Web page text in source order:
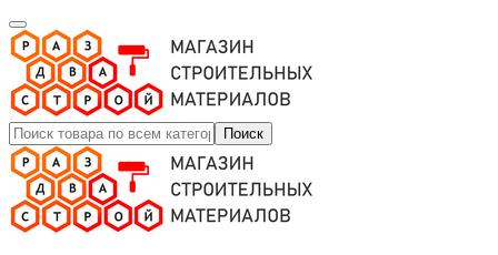
Поиск